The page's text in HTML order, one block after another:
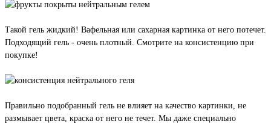
Такой гель жидкий! Вафельная или сахарная картинка от него потечет.
Подходящий гель - очень плотный. Смотрите на консистенцию при
покупке!
Правильно подобранный гель не влияет на качество картинки, не
размывает цвета, краска от него не течет. Мы даже специально